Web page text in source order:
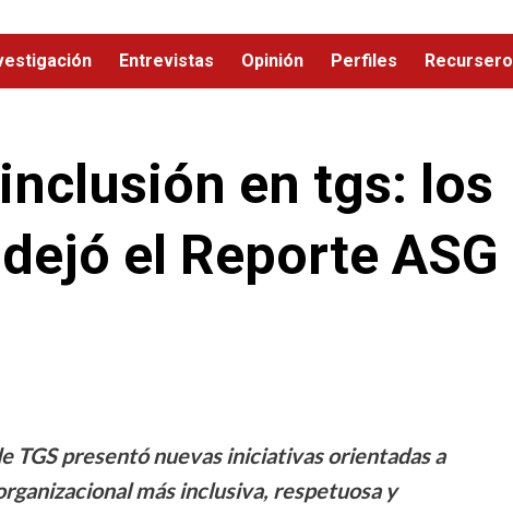
Entrevistas Opinión Perfiles Recursero
en tgs: los
el Reporte ASG
TGS presentó nuevas iniciativas orientadas a
más inclusiva, respetuosa y